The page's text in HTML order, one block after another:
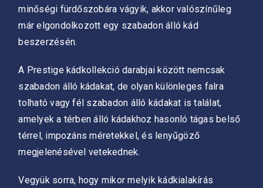
minőségi fürdőszobára vágyik, akkor valószínűleg
már elgondolkozott egy szabadon álló kád
beszerzésén.
A Prestige kádkollekció darabjai között nemcsak
szabadon álló kádakat, de olyan különleges falra
tolható vagy fél szabadon álló kádakat is találat,
amelyek a térben álló kádakhoz hasonló tágas belső
térrel, impozáns méretekkel, és lenyűgöző
megjelenésével vetekednek.
Vegyük sorra, hogy mikor melyik kádkialakírás